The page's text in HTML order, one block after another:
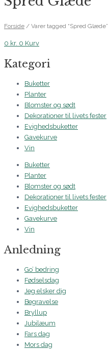
Forside / Varer tagged “Spred Glæde”
0 kr. 0 Kurv
Kategori
Buketter
Planter
Blomster og sødt
Dekorationer til livets fester
Evighedsbuketter
Gavekurve
Vin
Buketter
Planter
Blomster og sødt
Dekorationer til livets fester
Evighedsbuketter
Gavekurve
Vin
Anledning
Go’ bedring
Fødselsdag
Jeg elsker dig
Begravelse
Bryllup
Jubilæum
Fars dag
Mors dag